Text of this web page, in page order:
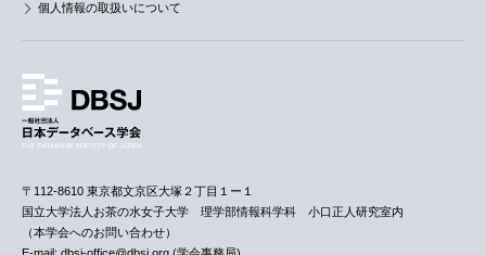
個人情報の取扱いについて
〒112-8610 東京都文京区大塚２丁目１ー１
国立大学法人お茶の水女子大学 理学部情報科学科 小口正人研究室内
（本学会へのお問い合わせ）